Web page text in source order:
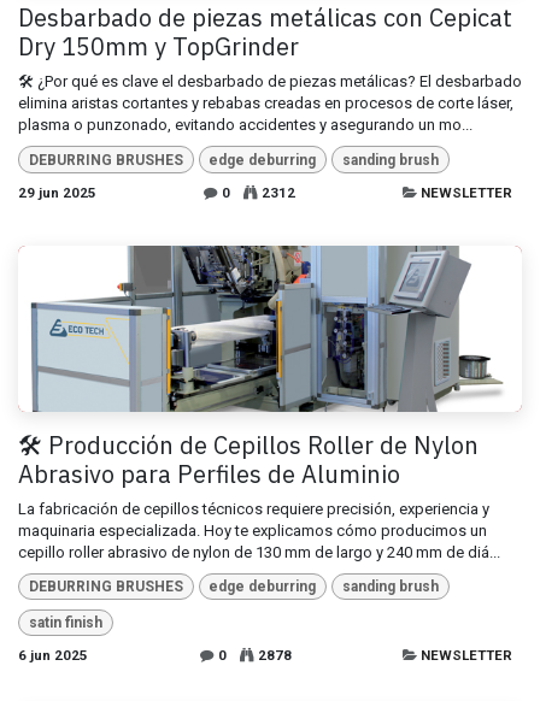
Desbarbado de piezas metálicas con Cepicat
Dry 150mm y TopGrinder
🛠️ ¿Por qué es clave el desbarbado de piezas metálicas? El desbarbado
elimina aristas cortantes y rebabas creadas en procesos de corte láser,
plasma o punzonado, evitando accidentes y asegurando un mo...
DEBURRING BRUSHES edge deburring
sanding brush
29 jun 2025
0 2312 NEWSLETTER
🛠️ Producción de Cepillos Roller de Nylon
Abrasivo para Perfiles de Aluminio
La fabricación de cepillos técnicos requiere precisión, experiencia y
maquinaria especializada. Hoy te explicamos cómo producimos un
cepillo roller abrasivo de nylon de 130 mm de largo y 240 mm de diá...
DEBURRING BRUSHES edge deburring sanding brush
satin finish
6 jun 2025
0 2878 NEWSLETTER